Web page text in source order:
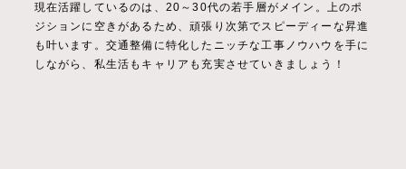
現在活躍しているのは、20～30代の若手層がメイン。上のポ
ジションに空きがあるため、頑張り次第でスピーディーな昇進
も叶います。交通整備に特化したニッチな工事ノウハウを手に
しながら、私生活もキャリアも充実させていきましょう！